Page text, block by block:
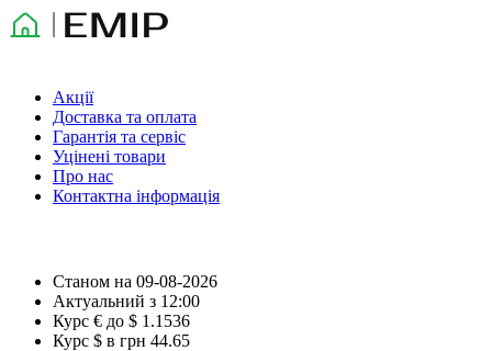
Акції
Доставка та оплата
Гарантія та сервіс
Уцінені товари
Про нас
Контактна інформація
Станом на 09-08-2026
Актуальний з 12:00
Курс € до $ 1.1536
Курс $ в грн 44.65